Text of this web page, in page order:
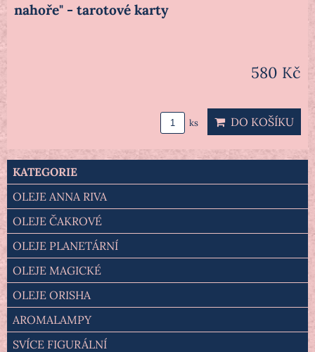
nahoře" - tarotové karty
580 Kč
ks DO KOŠÍKU
KATEGORIE
OLEJE ANNA RIVA
OLEJE ČAKROVÉ
OLEJE PLANETÁRNÍ
OLEJE MAGICKÉ
OLEJE ORISHA
AROMALAMPY
SVÍCE FIGURÁLNÍ